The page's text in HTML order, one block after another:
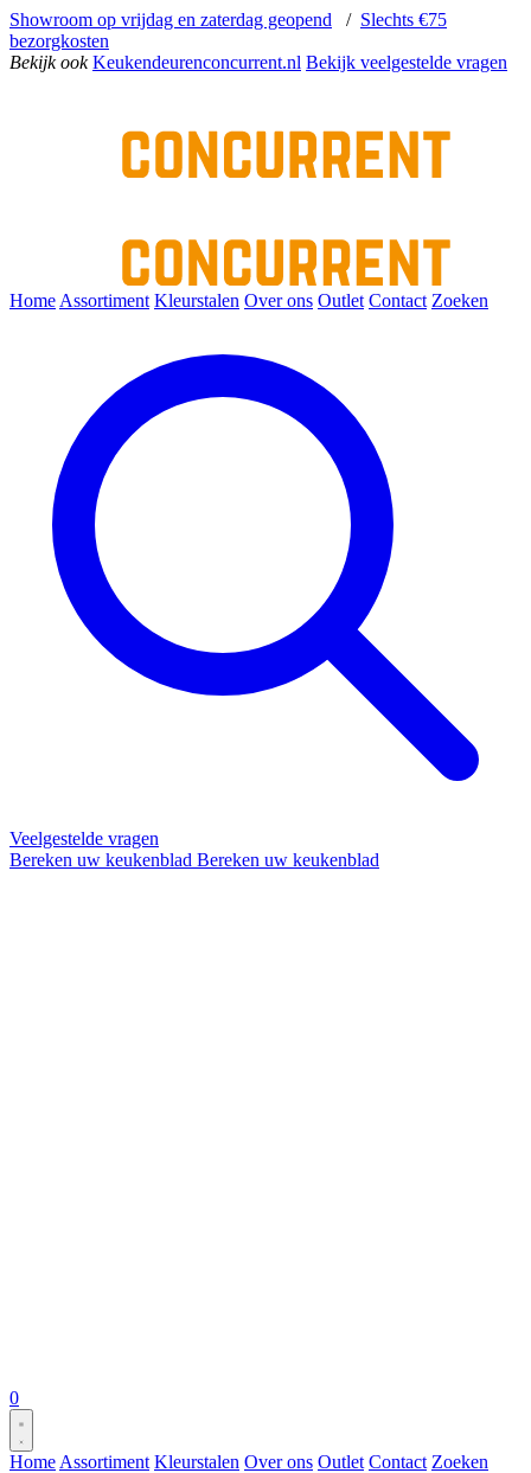
Showroom op vrijdag en zaterdag geopend / Slechts €75
bezorgkosten
Bekijk ook Keukendeurenconcurrent.nl Bekijk veelgestelde vragen
Home Assortiment Kleurstalen Over ons Outlet Contact Zoeken
Veelgestelde vragen
Bereken uw keukenblad Bereken uw keukenblad
0
Home Assortiment Kleurstalen Over ons Outlet Contact Zoeken